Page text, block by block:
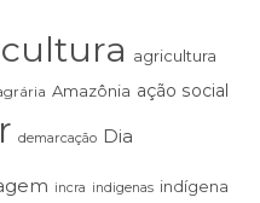
agricultura
Amazônia ação social
demarcação Dia
incra indigenas indígena